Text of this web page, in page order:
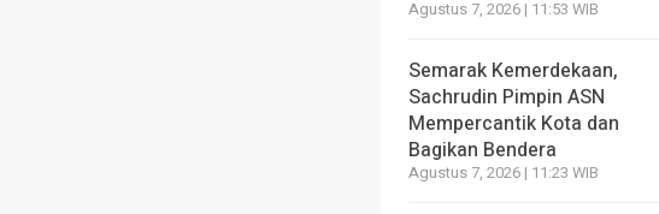
Agustus 7, 2026 | 11:53 WIB
Semarak Kemerdekaan,
Sachrudin Pimpin ASN
Mempercantik Kota dan
Bagikan Bendera
Agustus 7, 2026 | 11:23 WIB